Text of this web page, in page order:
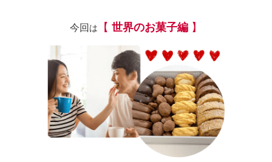
今回 は 【 世界のお菓子編 】